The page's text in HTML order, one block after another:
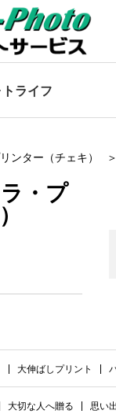
トライフ
ンター（チェキ）
・プ
大伸ばしプリント
大切な人へ贈る 思い